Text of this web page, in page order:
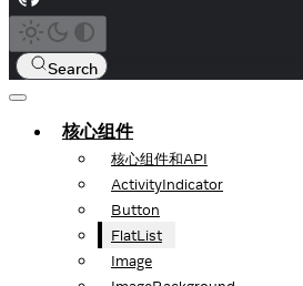
Search
核心组件
核心组件和API
ActivityIndicator
Button
FlatList
Image